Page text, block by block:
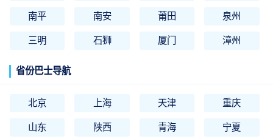
南平 南安 莆田 泉州
三明 石狮 厦门 漳州
省份巴士导航
北京 上海 天津 重庆
山东 陕西 青海 宁夏